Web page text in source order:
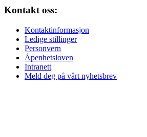
Kontakt oss:
Kontaktinformasjon
Ledige stillinger
Personvern
Åpenhetsloven
Intranett
Meld deg på vårt nyhetsbrev